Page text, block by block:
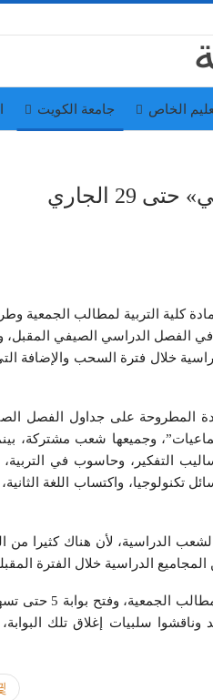
الخاص جامعة الكويت
الجاري
كلية التربية لمطالب الجمعية
الفصل الدراسي الصيفي المقبل،
خلال فترة السحب والإضافة
المطروحة على جداول الفصل
وجميعها شعب مشتركة،
التفكير، وحاسوب في التربية،
تكنولوجيا، واكتساب اللغة
الدراسية، لأن هناك كثيرا من
الدراسية خلال الفترة
وتقدم العنزي بالشكر إلى عميد كلية التربية، د. بدر
وناقشوا سلبيات إغلاق تلك